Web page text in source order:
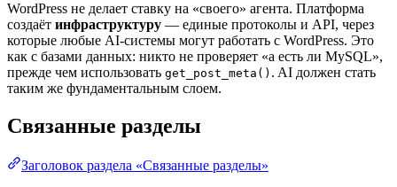
WordPress не делает ставку на «своего» агента. Платформа
создаёт инфраструктуру — единые протоколы и API, через
которые любые AI-системы могут работать с WordPress. Это
как с базами данных: никто не проверяет «а есть ли MySQL»,
прежде чем использовать get_post_meta() . AI должен стать
таким же фундаментальным слоем.
Связанные разделы
Заголовок раздела «Связанные разделы»